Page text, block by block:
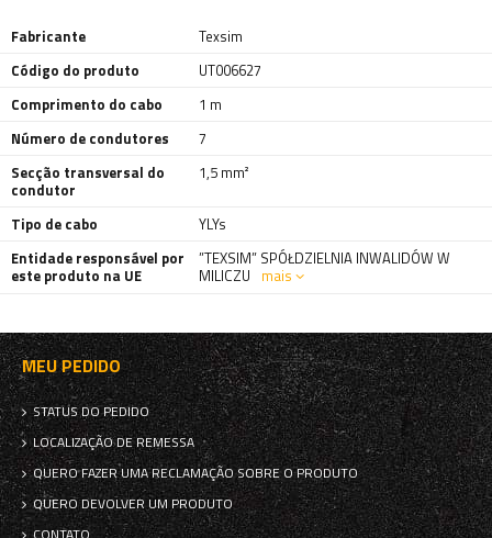
Fabricante
Texsim
Código do produto
UT006627
Comprimento do cabo
1 m
Número de condutores
7
Secção transversal do
condutor
1,5 mm²
Tipo de cabo
YLYs
Entidade responsável por
este produto na UE
”TEXSIM” SPÓŁDZIELNIA INWALIDÓW W
MILICZU mais
MEU PEDIDO
STATUS DO PEDIDO
LOCALIZAÇÃO DE REMESSA
QUERO FAZER UMA RECLAMAÇÃO SOBRE O PRODUTO
QUERO DEVOLVER UM PRODUTO